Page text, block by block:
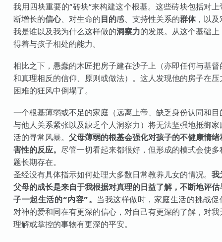
我用四块重要的“砖块”来构建这个根基。这些砖块包括对上
断增长的信心、对生命的目的感、支持性关系的群体，以及
我是谁以及我为什么这样做的洞察力的发展。从这个基础上
得着与孩子相处的能力。
相比之下，愚蠢的木匠把房子建在沙子上（亦即任何与基督
和真理相反的信仰、原则或做法）。这人发现他的房子在压
困难的狂风中倒塌了。
一个根基薄弱或不足的家庭（远离上帝、缺乏身份认同和目
与他人关系紧张以及缺乏个人洞察力）将无法坚强地抵御家
活的寻常风暴。父母薄弱的根基会强化对孩子的不健康情绪
害性的反应。 尽管一切看起来都很好，但形成的模式会使多
题长期存在。
圣经没有具体指示如何处理大多数日常教养儿女的情况。我
父母的成长是来自于我根据对真理的日益了解，不断地评估
子一起生活的“内容”。 当我这样做时，家庭生活的挑战促
对神的爱和同在有更深的信心，对自己有更深的了解，对我
理解或掌控的事物有更深的平安。